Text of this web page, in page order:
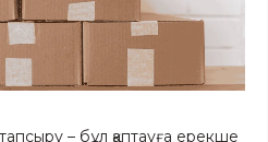
– бұл қаптауға ерекше